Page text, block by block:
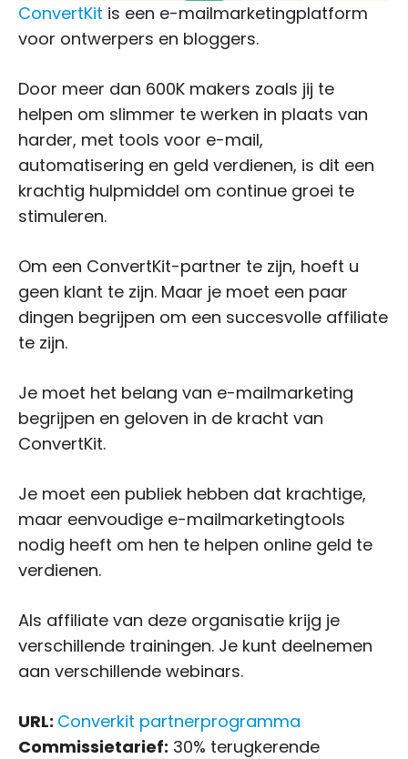
ConvertKit is een e-mailmarketingplatform
voor ontwerpers en bloggers.
Door meer dan 600K makers zoals jij te
helpen om slimmer te werken in plaats van
harder, met tools voor e-mail,
automatisering en geld verdienen, is dit een
krachtig hulpmiddel om continue groei te
stimuleren.
Om een ConvertKit-partner te zijn, hoeft u
geen klant te zijn. Maar je moet een paar
dingen begrijpen om een succesvolle affiliate
te zijn.
Je moet het belang van e-mailmarketing
begrijpen en geloven in de kracht van
ConvertKit.
Je moet een publiek hebben dat krachtige,
maar eenvoudige e-mailmarketingtools
nodig heeft om hen te helpen online geld te
verdienen.
Als affiliate van deze organisatie krijg je
verschillende trainingen. Je kunt deelnemen
aan verschillende webinars.
URL: Converkit partnerprogramma
Commissietarief: 30% terugkerende